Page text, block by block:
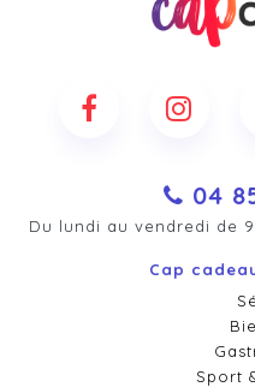
04
Du lundi au vendredi de
Cap
Sport